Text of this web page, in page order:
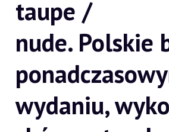
taupe /
nude. Polskie
wydaniu,